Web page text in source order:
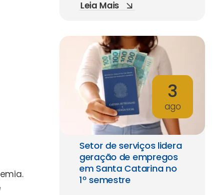
Leia Mais
3
ago
Setor de serviços lidera
geração de empregos
em Santa Catarina no
1º semestre